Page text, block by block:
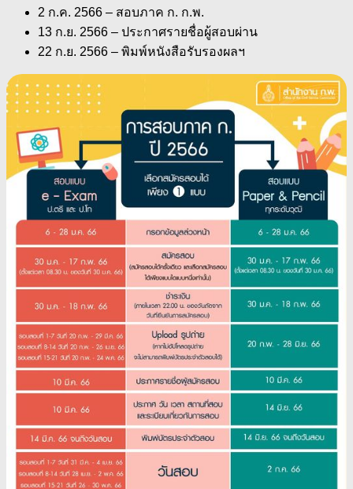
2 ก.ค. 2566 – สอบภาค ก. ก.พ.
13 ก.ย. 2566 – ประกาศรายชื่อผู้สอบผ่าน
22 ก.ย. 2566 – พิมพ์หนังสือรับรองผลฯ